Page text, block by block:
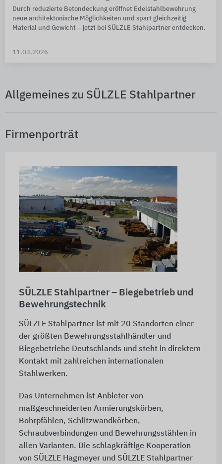
Durch reduzierte Betondeckung eröffnet Edelstahlbewehrung
neue architektonische Möglichkeiten und spart gleichzeitig
Material und Gewicht – jetzt bei SÜLZLE Stahlpartner entdecken.
11.03.2026
Allgemeines zu SÜLZLE Stahlpartner
Firmenporträt
SÜLZLE Stahlpartner – Biegebetrieb und
Bewehrungstechnik
SÜLZLE Stahlpartner ist mit 20 Standorten einer
der größten Bewehrungsstahlhändler und
Biegebetriebe Deutschlands und steht in direktem
Kontakt mit zahlreichen internationalen
Stahlwerken.
Das Unternehmen ist Anbieter von
maßgeschneiderten Armierungskörben,
Bohrpfählen, Schlitzwandkörben,
Schraubverbindungen und Bewehrungsstählen in
allen Varianten. Die schlagkräftige Kooperation
von SÜLZLE Hagmeyer und SÜLZLE Stahlpartner